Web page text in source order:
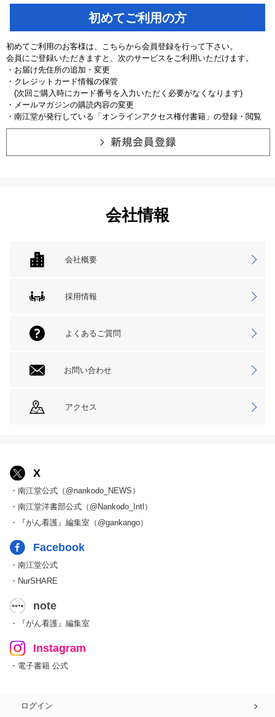
初めてご利用の方
初めてご利用のお客様は、こちらから会員登録を行って下さい。
会員にご登録いただきますと、次のサービスをご利用いただけます。
・お届け先住所の追加・変更
・クレジットカード情報の保管
(次回ご購入時にカード番号を入力いただく必要がなくなります)
・メールマガジンの購読内容の変更
・南江堂が発行している「オンラインアクセス権付書籍」の登録・閲覧
会社情報
会社概要
採用情報
よくあるご質問
お問い合わせ
アクセス
X
・南江堂公式（@nankodo_NEWS）
・南江堂洋書部公式（@Nankodo_Intl）
・『がん看護』編集室（@gankango）
Facebook
・南江堂公式
・NurSHARE
note
・『がん看護』編集室
Instagram
・電子書籍 公式
ログイン